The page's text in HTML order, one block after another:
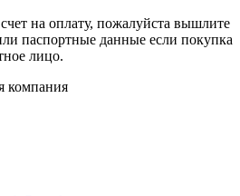
на оплату, пожалуйста вышлите
паспортные данные если покупка
лицо.
компания